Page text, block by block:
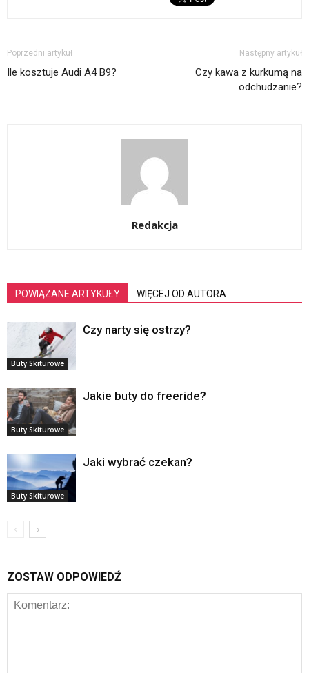
Poprzedni artykuł
Ile kosztuje Audi A4 B9?
Następny artykuł
Czy kawa z kurkumą na
odchudzanie?
Redakcja
POWIĄZANE ARTYKUŁY WIĘCEJ OD AUTORA
Buty Skiturowe
Czy narty się ostrzy?
Buty Skiturowe
Jakie buty do freeride?
Buty Skiturowe
Jaki wybrać czekan?
ZOSTAW ODPOWIEDŹ